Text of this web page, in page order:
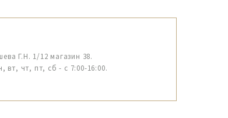
Г.Н. 1/12 магазин 38.
вт, чт, пт, сб - с 7:00-16:00.